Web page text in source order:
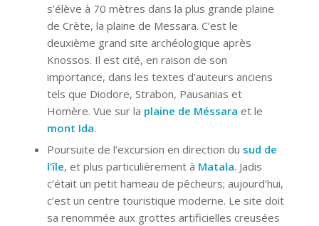
s’élève à 70 mètres dans la plus grande plaine
de Crète, la plaine de Messara. C’est le
deuxième grand site archéologique après
Knossos. Il est cité, en raison de son
importance, dans les textes d’auteurs anciens
tels que Diodore, Strabon, Pausanias et
Homère. Vue sur la plaine de Méssara et le
mont Ida.
Poursuite de l’excursion en direction du sud de
l’île, et plus particulièrement à Matala. Jadis
c’était un petit hameau de pêcheurs; aujourd’hui,
c’est un centre touristique moderne. Le site doit
sa renommée aux grottes artificielles creusées